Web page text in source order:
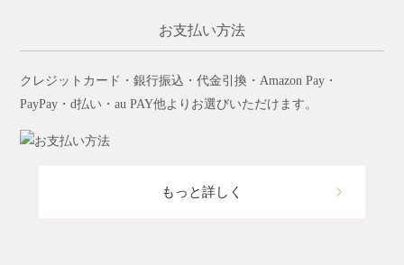
お支払い方法
クレジットカード・銀行振込・代金引換・Amazon Pay・
PayPay・d払い・au PAY他よりお選びいただけます。
もっと詳しく